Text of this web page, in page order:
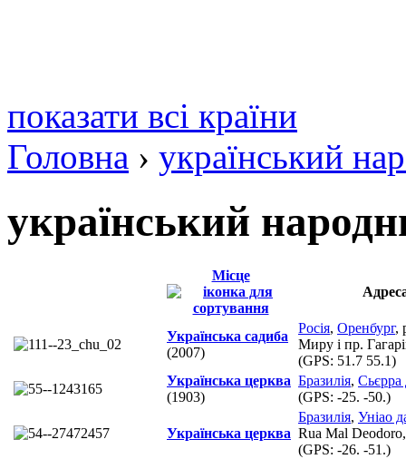
показати всі країни
Головна › український
український
Місце
Українська садиба
(2007)
Росія, Оренбург,
Миру і пр.
(GPS: 51.7 55.1)
Українська церква
(1903)
Бразилія, Сьєрра
(GPS: -25. -50.)
Українська церква
Бразилія, Уніао
Rua Mal
(GPS: -26. -51.)